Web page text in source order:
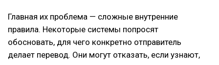
Главная их проблема — сложные внутренние
правила. Некоторые системы попросят
обосновать, для чего конкретно отправитель
делает перевод. Они могут отказать, если узнают,